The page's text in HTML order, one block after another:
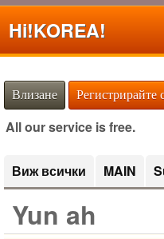
Hi!KOREA!
Влизане Регистрирайте
All our service is free.
Виж всички MAIN
Yun ah